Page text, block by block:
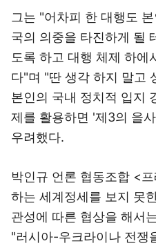
그는 "어차피 한 대행도
국의 의중을 타진하게 될
도록 하고 대행 체제 하에
다"며 "딴 생각 하지 말고
본인의 국내 정치적 입지
제를 활용하면 '제3의 을
우려했다.
박인규 언론 협동조합 <
하는 세계정세를 보지 못
관성에 따른 협상을 해서
"러시아-우크라이나 전쟁